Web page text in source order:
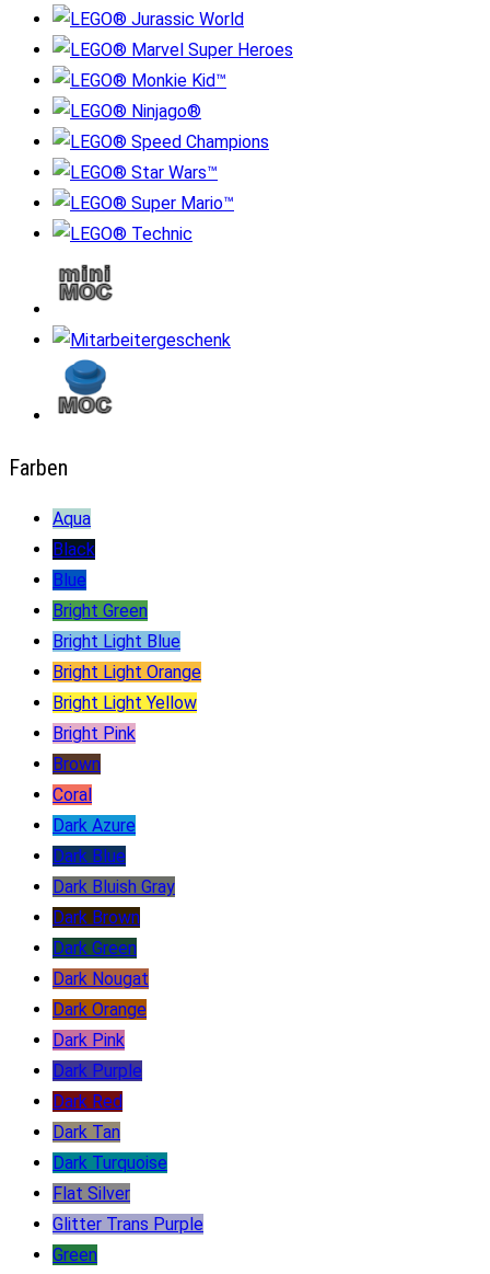
Farben
Aqua
Black
Blue
Bright Green
Bright Light Blue
Bright Light Orange
Bright Light Yellow
Bright Pink
Brown
Coral
Dark Azure
Dark Blue
Dark Bluish Gray
Dark Brown
Dark Green
Dark Nougat
Dark Orange
Dark Pink
Dark Purple
Dark Red
Dark Tan
Dark Turquoise
Flat Silver
Glitter Trans Purple
Green